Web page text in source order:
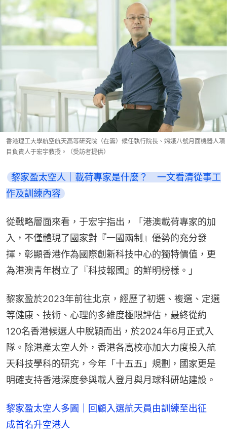
香港理工大學航空航天高等研究院（在籌）候任執行院長、嫦娥八號月面機器人項
目負責人于宏宇教授。（受訪者提供）
黎家盈太空人｜載荷專家是什麼？　一文看清從事工
作及訓練內容
從戰略層面來看，于宏宇指出，「港澳載荷專家的加
入，不僅體現了國家對『一國兩制』優勢的充分發
揮，彰顯香港作為國際創新科技中心的獨特價值，更
為港澳青年樹立了『科技報國』的鮮明榜樣。」
黎家盈於2023年前往北京，經歷了初選、複選、定選
等健康、技術、心理的多維度極限評估，最終從約
120名香港候選人中脫穎而出，於2024年6月正式入
隊。除港產太空人外，香港各高校亦加大力度投入航
天科技學科的研究，今年「十五五」規劃，國家更是
明確支持香港深度參與載人登月與月球科研站建設。
黎家盈太空人多圖｜回顧入選航天員由訓練至出征
成首名升空港人